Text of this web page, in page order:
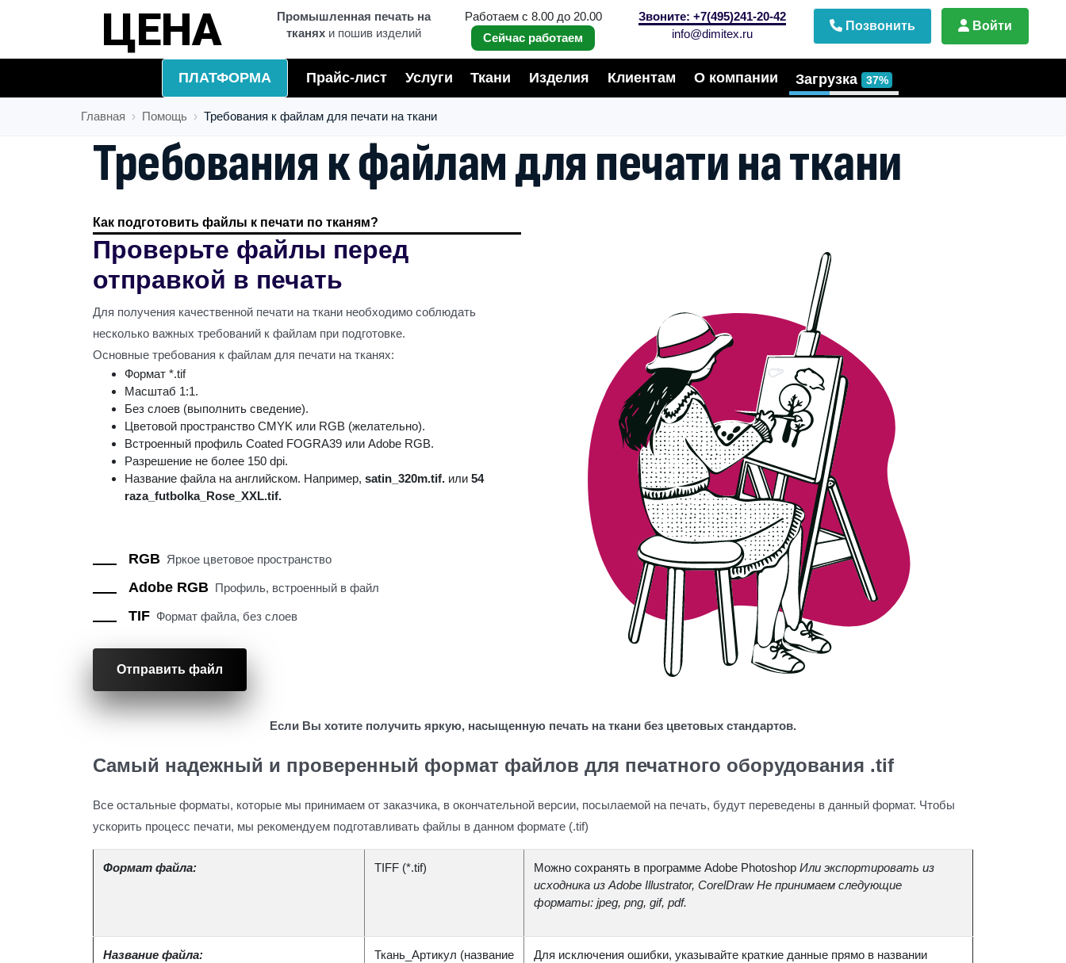
ЦЕНА
Промышленная печать на
тканях и пошив изделий
Работаем с 8.00 до 20.00
Сейчас работаем
Звоните: +7(495)241-20-42
info@dimitex.ru
Позвонить Войти
ПЛАТФОРМА Прайс-лист Услуги Ткани Изделия Клиентам О компании Загрузка 37%
Главная Помощь Требования к файлам для печати на ткани
Требования к файлам для печати на ткани
Как подготовить файлы к печати по тканям?
Проверьте файлы перед
отправкой в печать
Для получения качественной печати на ткани необходимо соблюдать
несколько важных требований к файлам при подготовке.
Основные требования к файлам для печати на тканях:
Формат *.tif
Масштаб 1:1.
Без слоев (выполнить сведение).
Цветовой пространство CMYK или RGB (желательно).
Встроенный профиль Coated FOGRA39 или Adobe RGB.
Разрешение не более 150 dpi.
Название файла на английском. Например, satin_320m.tif. или 54
raza_futbolka_Rose_XXL.tif.
RGB Яркое цветовое пространство
Adobe RGB Профиль, встроенный в файл
TIF Формат файла, без слоев
Отправить файл
Если Вы хотите получить яркую, насыщенную печать на ткани без цветовых стандартов.
Самый надежный и проверенный формат файлов для печатного оборудования .tif
Все остальные форматы, которые мы принимаем от заказчика, в окончательной версии, посылаемой на печать, будут переведены в данный формат. Чтобы
ускорить процесс печати, мы рекомендуем подготавливать файлы в данном формате (.tif)
Формат файла: TIFF (*.tif) Можно сохранять в программе Adobe Photoshop Или экспортировать из
исходника из Adobe Illustrator, CorelDraw Не принимаем следующие
форматы: jpeg, png, gif, pdf.
Название файла:
Ткань_Артикул (название
Для исключения ошибки, указывайте краткие данные прямо в названии